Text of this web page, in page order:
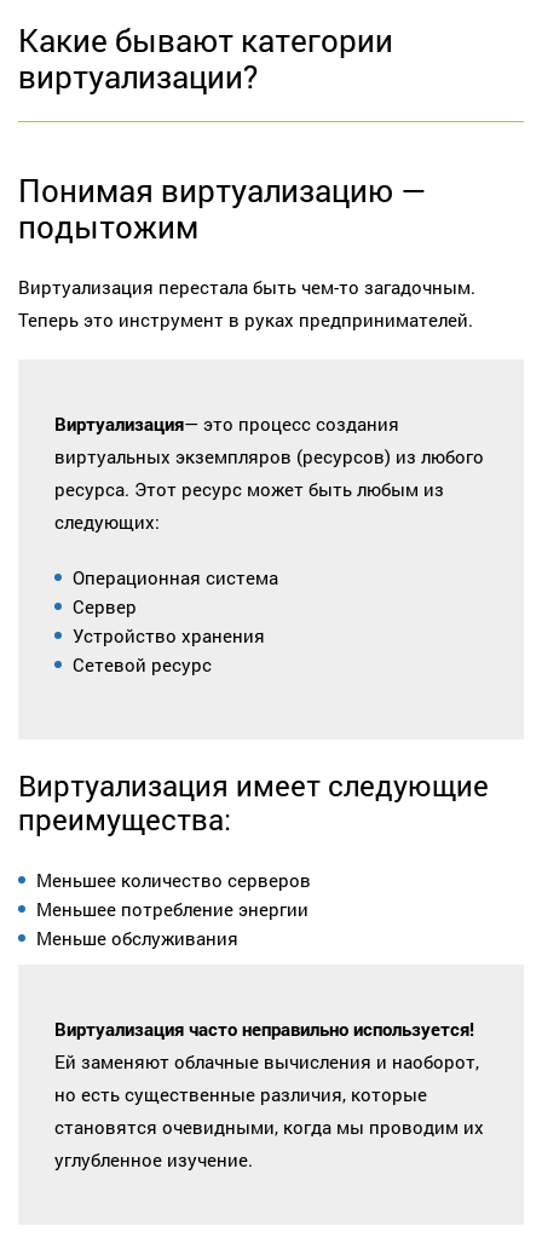
Какие бывают категории
виртуализации?
Понимая виртуализацию —
подытожим
Виртуализация перестала быть чем-то загадочным.
Теперь это инструмент в руках предпринимателей.
Виртуализация— это процесс создания
виртуальных экземпляров (ресурсов) из любого
ресурса. Этот ресурс может быть любым из
следующих:
Операционная система
Сервер
Устройство хранения
Сетевой ресурс
Виртуализация имеет следующие
преимущества:
Меньшее количество серверов
Меньшее потребление энергии
Меньше обслуживания
Виртуализация часто неправильно используется!
Ей заменяют облачные вычисления и наоборот,
но есть существенные различия, которые
становятся очевидными, когда мы проводим их
углубленное изучение.